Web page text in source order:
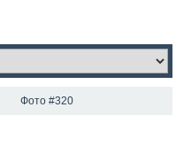
Фото #320